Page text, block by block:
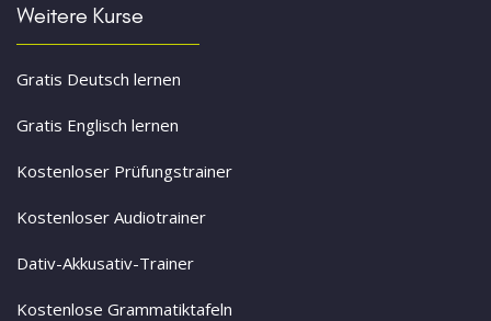
Weitere Kurse
Gratis Deutsch lernen
Gratis Englisch lernen
Kostenloser Prüfungstrainer
Kostenloser Audiotrainer
Dativ-Akkusativ-Trainer
Kostenlose Grammatiktafeln